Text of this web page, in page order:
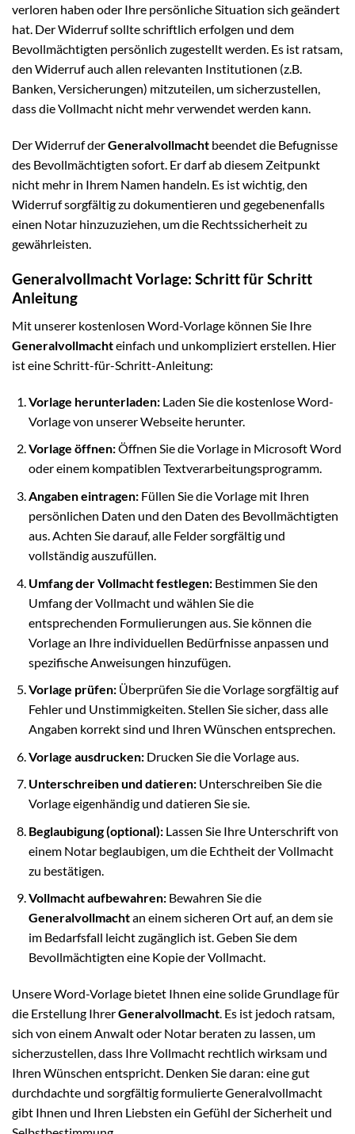
verloren haben oder Ihre persönliche Situation sich geändert
hat. Der Widerruf sollte schriftlich erfolgen und dem
Bevollmächtigten persönlich zugestellt werden. Es ist ratsam,
den Widerruf auch allen relevanten Institutionen (z.B.
Banken, Versicherungen) mitzuteilen, um sicherzustellen,
dass die Vollmacht nicht mehr verwendet werden kann.
Der Widerruf derGeneralvollmacht beendet die Befugnisse
des Bevollmächtigten sofort. Er darf ab diesem Zeitpunkt
nicht mehr in Ihrem Namen handeln. Es ist wichtig, den
Widerruf sorgfältig zu dokumentieren und gegebenenfalls
einen Notar hinzuzuziehen, um die Rechtssicherheit zu
gewährleisten.
Generalvollmacht Vorlage: Schritt für Schritt
Anleitung
Mit unserer kostenlosen Word-Vorlage können Sie Ihre
Generalvollmachteinfach und unkompliziert erstellen. Hier
ist eine Schritt-für-Schritt-Anleitung:
Vorlage herunterladen:Laden Sie die kostenlose Word-
Vorlage von unserer Webseite herunter.
Vorlage öffnen:Öffnen Sie die Vorlage in Microsoft Word
oder einem kompatiblen Textverarbeitungsprogramm.
Angaben eintragen:Füllen Sie die Vorlage mit Ihren
persönlichen Daten und den Daten des Bevollmächtigten
aus. Achten Sie darauf, alle Felder sorgfältig und
vollständig auszufüllen.
Umfang der Vollmacht festlegen:Bestimmen Sie den
Umfang der Vollmacht und wählen Sie die
entsprechenden Formulierungen aus. Sie können die
Vorlage an Ihre individuellen Bedürfnisse anpassen und
spezifische Anweisungen hinzufügen.
Vorlage prüfen:Überprüfen Sie die Vorlage sorgfältig auf
Fehler und Unstimmigkeiten. Stellen Sie sicher, dass alle
Angaben korrekt sind und Ihren Wünschen entsprechen.
Vorlage ausdrucken:Drucken Sie die Vorlage aus.
Unterschreiben und datieren:Unterschreiben Sie die
Vorlage eigenhändig und datieren Sie sie.
Beglaubigung (optional):Lassen Sie Ihre Unterschrift von
einem Notar beglaubigen, um die Echtheit der Vollmacht
zu bestätigen.
Vollmacht aufbewahren:Bewahren Sie die
Generalvollmachtan einem sicheren Ort auf, an dem sie
im Bedarfsfall leicht zugänglich ist. Geben Sie dem
Bevollmächtigten eine Kopie der Vollmacht.
Unsere Word-Vorlage bietet Ihnen eine solide Grundlage für
die Erstellung IhrerGeneralvollmacht. Es ist jedoch ratsam,
sich von einem Anwalt oder Notar beraten zu lassen, um
sicherzustellen, dass Ihre Vollmacht rechtlich wirksam und
Ihren Wünschen entspricht. Denken Sie daran: eine gut
durchdachte und sorgfältig formulierte Generalvollmacht
gibt Ihnen und Ihren Liebsten ein Gefühl der Sicherheit und